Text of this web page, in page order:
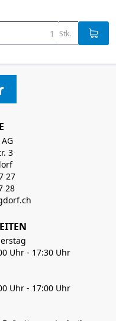
Stk.
3
27
28
Uhr - 17:30 Uhr
Uhr - 17:00 Uhr